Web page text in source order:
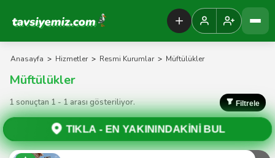
Tavsiyemiz Anasayfa
Anasayfa > Hizmetler > Resmi Kurumlar > Müftülükler
Müftülükler
1 sonuçtan 1 - 1 arası gösteriliyor. Filtrele
TIKLA - EN YAKININDAKİNİ BUL